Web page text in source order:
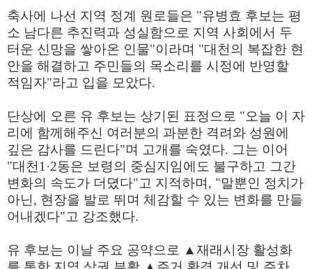
축사에 나선 지역 정계 원로들은 "유병효 후보는 평
소 남다른 추진력과 성실함으로 지역 사회에서 두
터운 신망을 쌓아온 인물"이라며 "대천의 복잡한 현
안을 해결하고 주민들의 목소리를 시정에 반영할
적임자"라고 입을 모았다.
단상에 오른 유 후보는 상기된 표정으로 "오늘 이 자
리에 함께해주신 여러분의 과분한 격려와 성원에
깊은 감사를 드린다"며 고개를 숙였다. 그는 이어
"대천1·2동은 보령의 중심지임에도 불구하고 그간
변화의 속도가 더뎠다"고 지적하며, "말뿐인 정치가
아닌, 현장을 발로 뛰며 체감할 수 있는 변화를 만들
어내겠다"고 강조했다.
유 후보는 이날 주요 공약으로 ▲재래시장 활성화